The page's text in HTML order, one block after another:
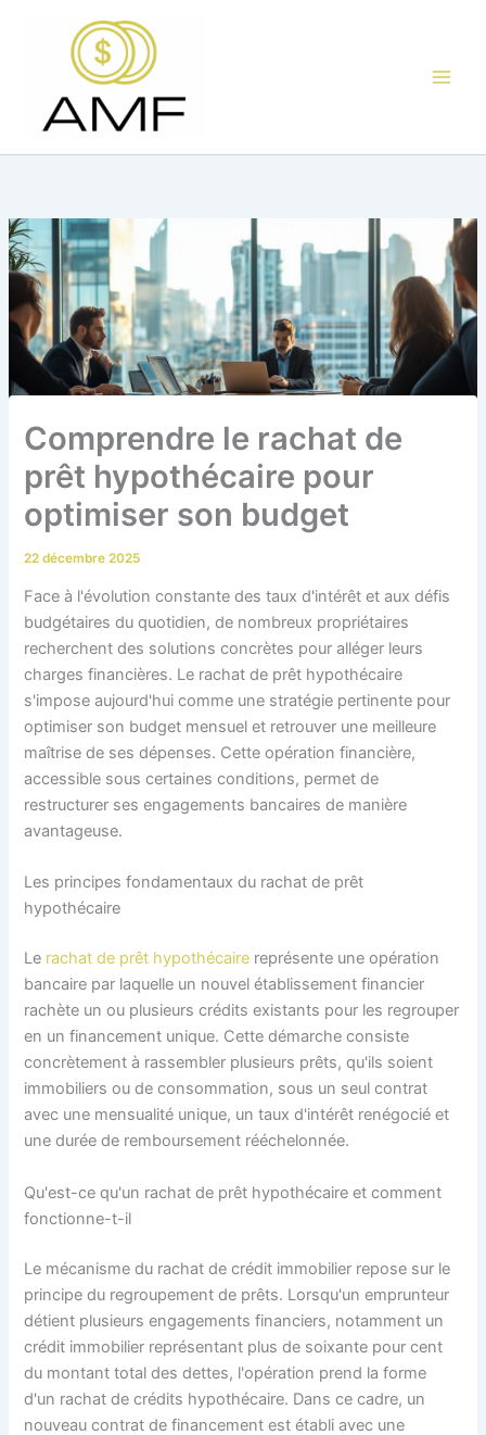
Comprendre le rachat de
prêt hypothécaire pour
optimiser son budget
22 décembre 2025
Face à l'évolution constante des taux d'intérêt et aux défis
budgétaires du quotidien, de nombreux propriétaires
recherchent des solutions concrètes pour alléger leurs
charges financières. Le rachat de prêt hypothécaire
s'impose aujourd'hui comme une stratégie pertinente pour
optimiser son budget mensuel et retrouver une meilleure
maîtrise de ses dépenses. Cette opération financière,
accessible sous certaines conditions, permet de
restructurer ses engagements bancaires de manière
avantageuse.
Les principes fondamentaux du rachat de prêt
hypothécaire
Le rachat de prêt hypothécaire représente une opération
bancaire par laquelle un nouvel établissement financier
rachète un ou plusieurs crédits existants pour les regrouper
en un financement unique. Cette démarche consiste
concrètement à rassembler plusieurs prêts, qu'ils soient
immobiliers ou de consommation, sous un seul contrat
avec une mensualité unique, un taux d'intérêt renégocié et
une durée de remboursement rééchelonnée.
Qu'est-ce qu'un rachat de prêt hypothécaire et comment
fonctionne-t-il
Le mécanisme du rachat de crédit immobilier repose sur le
principe du regroupement de prêts. Lorsqu'un emprunteur
détient plusieurs engagements financiers, notamment un
crédit immobilier représentant plus de soixante pour cent
du montant total des dettes, l'opération prend la forme
d'un rachat de crédits hypothécaire. Dans ce cadre, un
nouveau contrat de financement est établi avec une